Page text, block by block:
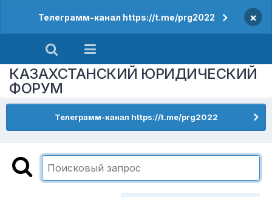
Телеграмм-канал https://t.me/prg2022 ×
КАЗАХСТАНСКИЙ ЮРИДИЧЕСКИЙ
ФОРУМ
Телеграмм-канал https://t.me/prg2022